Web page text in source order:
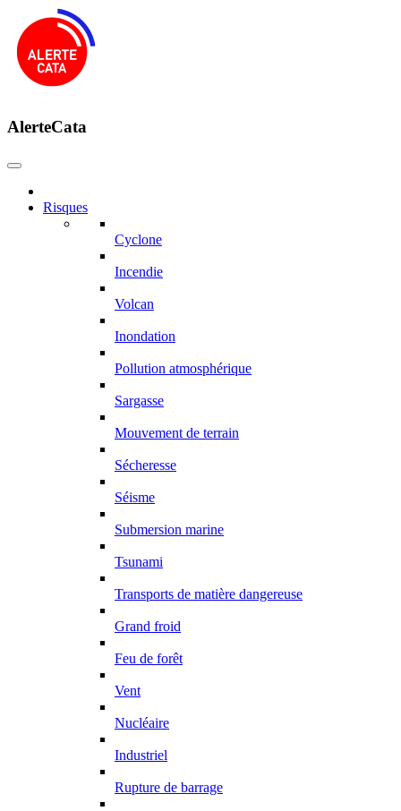
AlerteCata
Risques
Cyclone
Incendie
Volcan
Inondation
Pollution atmosphérique
Sargasse
Mouvement de terrain
Sécheresse
Séisme
Submersion marine
Tsunami
Transports de matière dangereuse
Grand froid
Feu de forêt
Vent
Nucléaire
Industriel
Rupture de barrage